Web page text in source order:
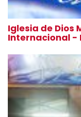
Iglesia de Dios
Internacional -